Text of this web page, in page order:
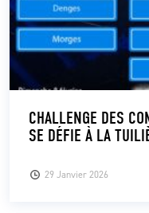
29 Janvier 2026
CHALLENGE DES
SE DÉFIE À LA